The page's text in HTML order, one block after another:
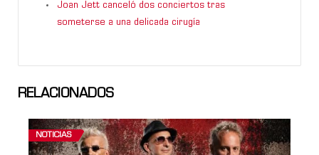
Joan Jett canceló dos conciertos tras
someterse a una delicada cirugía
RELACIONADOS
NOTICIAS